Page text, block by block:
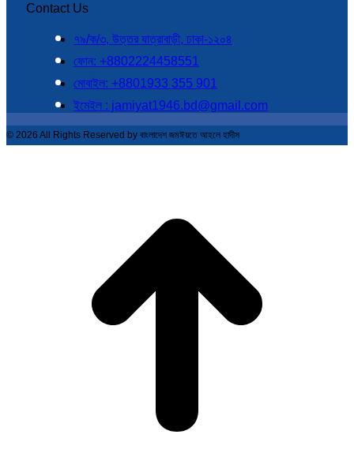
Contact Us
৭৯/ক/৩, উত্তর যাত্রাবাড়ী, ঢাকা-১২০৪
ফোন: +8802224458551
মোবাইল: +8801933 355 901
ইমেইল : jamiyat1946.bd@gmail.com
© 2026 All Rights Reserved by বাংলাদেশ জমঈয়তে আহলে হাদীস